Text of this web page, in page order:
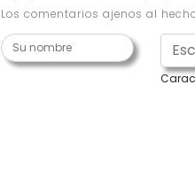
Los comentarios ajenos al